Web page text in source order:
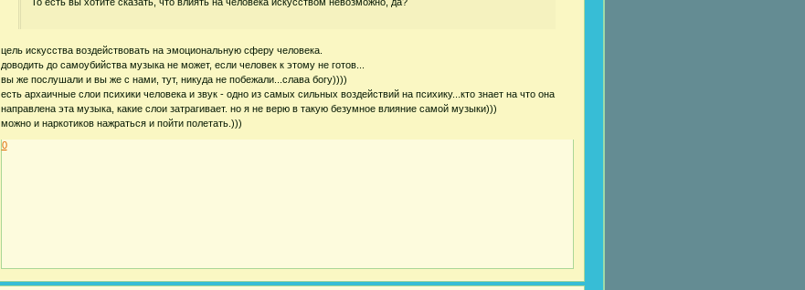
цель искусства воздействовать на эмоциональную сферу человека.
доводить до самоубийства музыка не может, если человек к этому не готов...
вы же послушали и вы же с нами, тут, никуда не побежали...слава богу))))
есть архаичные слои психики человека и звук - одно из самых сильных воздействий на психику...кто знает на что она
направлена эта музыка, какие слои затрагивает. но я не верю в такую безумное влияние самой музыки)))
можно и наркотиков нажраться и пойти полетать.)))
0